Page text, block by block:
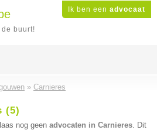
Ik ben een advocaat
buurt!
» Carnieres
(5)
nog geen advocaten in Carnieres. Dit